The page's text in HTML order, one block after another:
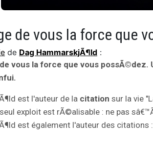
de Dag HammarskjÃ¶ld :
vous la force que vous
est l'auteur de la citation sur la vie
exploit est rÃ©alisable : ne pas
est également l'auteur des citations :